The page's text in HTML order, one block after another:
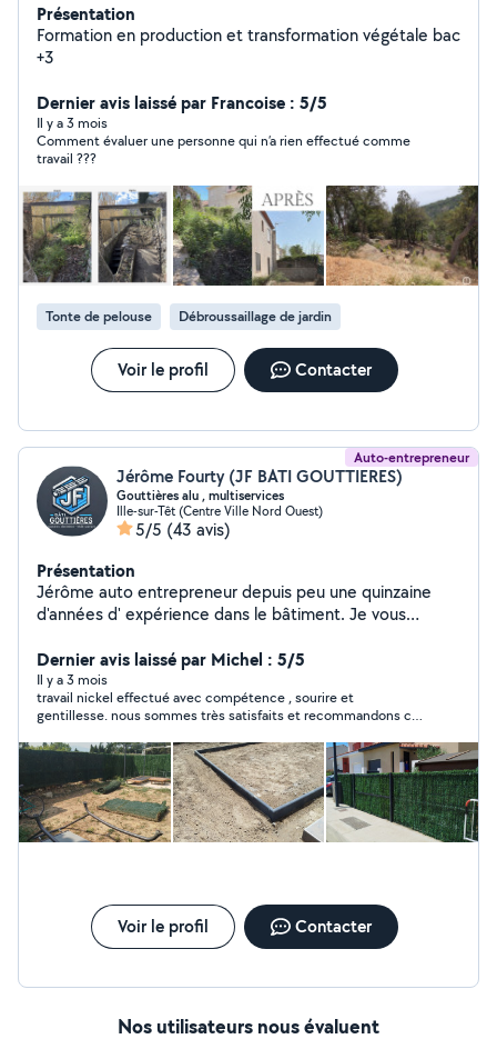
Présentation
Formation en production et transformation végétale bac
+3
Dernier avis laissé par Francoise : 5/5
Il y a 3 mois
Comment évaluer une personne qui n’a rien effectué comme
travail ???
Tonte de pelouse Débroussaillage de jardin
Voir le profil Contacter
Auto-entrepreneur
Jérôme Fourty (JF BATI GOUTTIERES)
Gouttières alu , multiservices
Ille-sur-Têt (Centre Ville Nord Ouest)
5/5 (43 avis)
Présentation
Jérôme auto entrepreneur depuis peu une quinzaine
d'années d' expérience dans le bâtiment. Je vous
fabrication et la pose de gouttières aluminium ainsi que
les débordements de toiture en PVC
Dernier avis laissé par Michel : 5/5
Il y a 3 mois
travail nickel effectué avec compétence , sourire et
gentillesse. nous sommes très satisfaits et recommandons ce
Voir le profil Contacter
Nos utilisateurs nous évaluent